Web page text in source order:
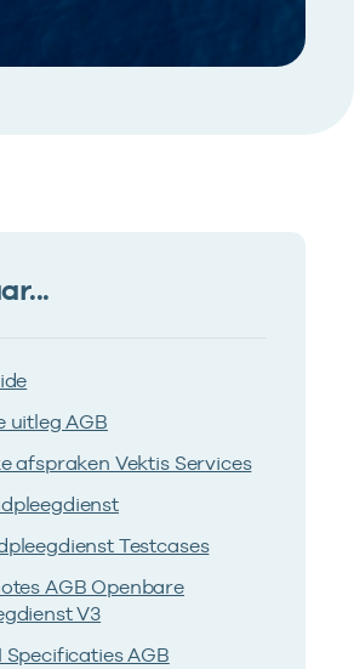
uitleg AGB
afspraken Vektis Services
Testcases
AGB Openbare
V3
Specificaties AGB